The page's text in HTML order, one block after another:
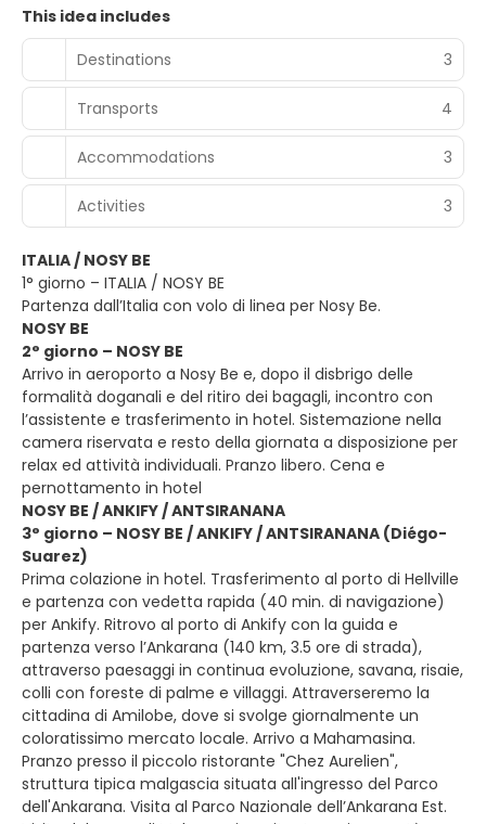
This idea includes
Destinations
3
Transports 4
Accommodations 3
Activities 3
ITALIA / NOSY BE
1° giorno – ITALIA / NOSY BE
Partenza dall’Italia con volo di linea per Nosy Be.
NOSY BE
2° giorno – NOSY BE
Arrivo in aeroporto a Nosy Be e, dopo il disbrigo delle
formalità doganali e del ritiro dei bagagli, incontro con
l’assistente e trasferimento in hotel. Sistemazione nella
camera riservata e resto della giornata a disposizione per
relax ed attività individuali. Pranzo libero. Cena e
pernottamento in hotel
NOSY BE / ANKIFY / ANTSIRANANA
3° giorno – NOSY BE / ANKIFY / ANTSIRANANA (Diégo-
Suarez)
Prima colazione in hotel. Trasferimento al porto di Hellville
e partenza con vedetta rapida (40 min. di navigazione)
per Ankify. Ritrovo al porto di Ankify con la guida e
partenza verso l’Ankarana (140 km, 3.5 ore di strada),
attraverso paesaggi in continua evoluzione, savana, risaie,
colli con foreste di palme e villaggi. Attraverseremo la
cittadina di Amilobe, dove si svolge giornalmente un
coloratissimo mercato locale. Arrivo a Mahamasina.
Pranzo presso il piccolo ristorante "Chez Aurelien",
struttura tipica malgascia situata all'ingresso del Parco
dell'Ankarana. Visita al Parco Nazionale dell’Ankarana Est.